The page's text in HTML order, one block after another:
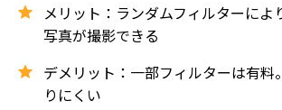
メリット：ランダムフィルターによ
写真が撮影できる
デメリット：一部フィルターは有料
りにくい